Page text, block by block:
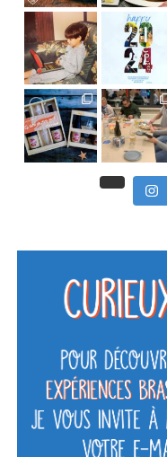
, du beau
] Ce week-end marque
Nous avons clôturé le modu